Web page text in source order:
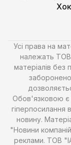
Усі права на
належать ТОВ
матеріалів
Обов'язковою є
гіперпосилання
новину.
"Новини
реклами. ТОВ